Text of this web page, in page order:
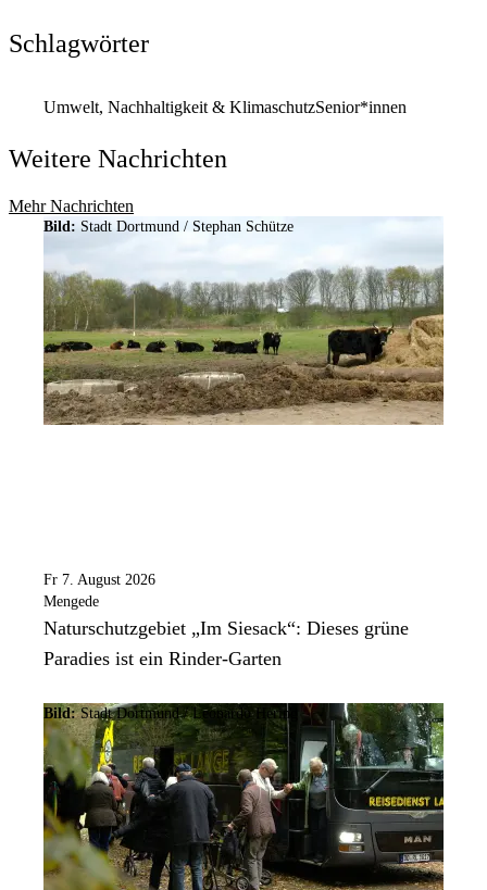
Schlagwörter
Umwelt, Nachhaltigkeit & KlimaschutzSenior*innen
Weitere Nachrichten
Mehr Nachrichten
Bild: Stadt Dortmund / Stephan Schütze
Fr 7. August 2026
Mengede
Naturschutzgebiet „Im Siesack“: Dieses grüne
Paradies ist ein Rinder-Garten
Bild: Stadt Dortmund / Leonardo Hering